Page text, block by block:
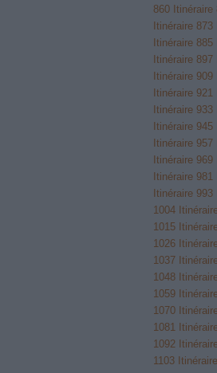
860 Itinéraire
Itinéraire 873
Itinéraire 885
Itinéraire 897
Itinéraire 909
Itinéraire 921
Itinéraire 933
Itinéraire 945
Itinéraire 957
Itinéraire 969
Itinéraire 981
Itinéraire 993
1004
1015
1026
1037
1048
1059
1070
1081
1092
1103